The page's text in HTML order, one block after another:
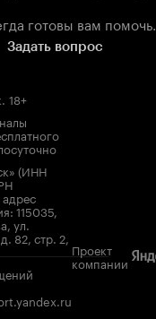
готовы вам помочь.
Задать вопрос
. 18+
(ИНН
115035,
ул.
82, стр. 2,
Проект
компании